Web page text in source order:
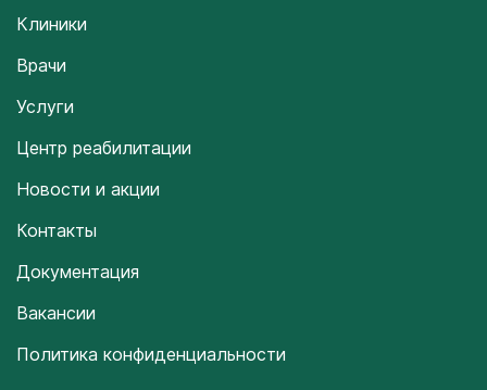
Клиники
Врачи
Услуги
Центр реабилитации
Новости и акции
Контакты
Документация
Вакансии
Политика конфиденциальности